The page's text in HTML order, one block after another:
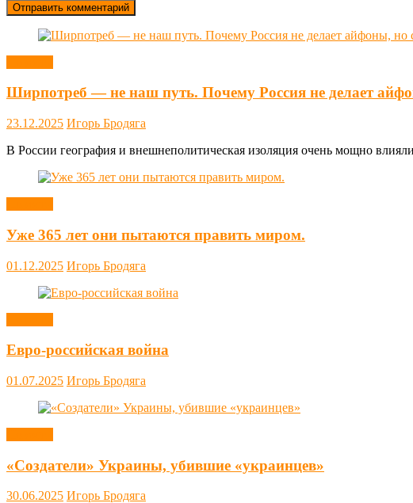
Ширпотреб — не наш путь. Почему Россия не делает
23.12.2025 Игорь Бродяга
В России география и внешнеполитическая изоляция очень мощно
Уже 365 лет они пытаются править миром.
01.12.2025 Игорь Бродяга
Евро-российская война
01.07.2025 Игорь Бродяга
«Создатели» Украины, убившие «украинцев»
30.06.2025 Игорь Бродяга